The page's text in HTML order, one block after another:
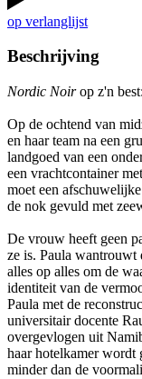
op verlanglijst
Beschrijving
Nordic Noirop z'n
Op de ochtend van
en haar team na een
landgoed van een
een vrachtcontainer
moet een
de nok gevuld met
De vrouw heeft geen
ze is. Paula wantrouwt
alles op alles om de
identiteit van de
Paula met de
universitair docente
overgevlogen uit
haar hotelkamer wordt
minder dan de